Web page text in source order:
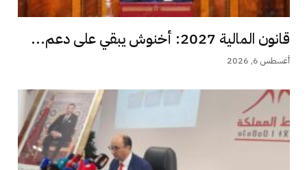
قانون المالية 2027: أخنوش يبقي على دعم...
أغسطس 6, 2026